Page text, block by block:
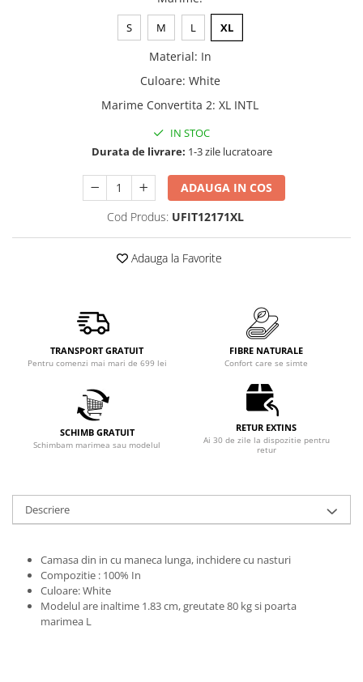
S M L XL
Material: In
Culoare: White
Marime Convertita 2: XL INTL
IN STOC
Durata de livrare: 1-3 zile lucratoare
ADAUGA IN COS
Cod Produs: UFIT12171XL
Adauga la Favorite
TRANSPORT GRATUIT
Pentru comenzi mai mari de 699 lei
FIBRE NATURALE
Confort care se simte
SCHIMB GRATUIT
Schimbam marimea sau modelul
RETUR EXTINS
Ai 30 de zile la dispozitie pentru
retur
Descriere
Camasa din in cu maneca lunga, inchidere cu nasturi
Compozitie : 100% In
Culoare: White
Modelul are inaltime 1.83 cm, greutate 80 kg si poarta
marimea L